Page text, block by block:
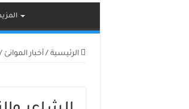
الرئيسية / أخبار الموانئ /